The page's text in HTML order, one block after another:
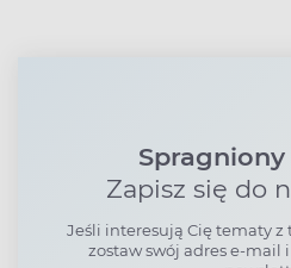
Zapisz się do
Jeśli interesują Cię tematy
zostaw swój adres e-mail